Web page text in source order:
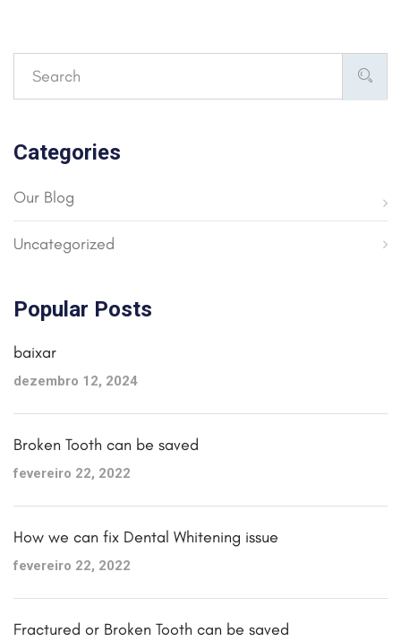
Categories
Our Blog
Uncategorized
Popular Posts
baixar
dezembro 12, 2024
Broken Tooth can be saved
fevereiro 22, 2022
How we can fix Dental Whitening issue
fevereiro 22, 2022
Fractured or Broken Tooth can be saved